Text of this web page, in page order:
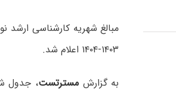
مبالغ شهریه کارشناسی
۱۴۰۳-۱۴۰۴ اعلام شد.
به گزارشمسترتست، ﺟﺪول